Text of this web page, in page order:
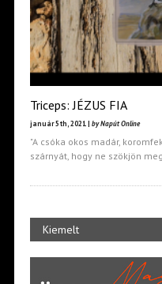
Triceps: JÉZUS FIA
január 5th, 2021 | by Napút Online
"A csóka okos madár,
szárnyát, hogy ne szökjön
Kiemelt